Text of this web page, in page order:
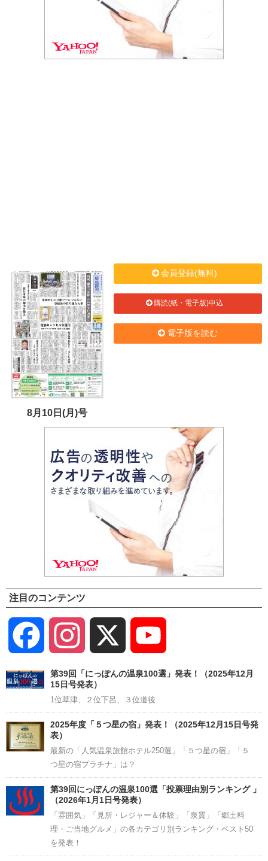
8月10日(月)号
会員登録(無料)
購読(紙・電子版)申込
電子版を読む
注目のコンテンツ
Facebook Instagram
Channel
第39回「にっぽんの温泉100選」発表！（2025年12月
15日号発表）
1位草津、２位下呂、３位道後
2025年度「５つ星の宿」発表！（2025年12月15日号発
表）
最新の「人気温泉旅館ホテル250選」「５つ星の宿」「５
つ星の宿プラチナ」は？
第39回にっぽんの温泉100選「投票理由別ランキング 」
（2026年1月1日号発表）
「雰囲気」「見所・レジャー＆体験」「泉質」「郷土料
理・ご当地グルメ」の各カテゴリ別ランキング・ベスト50
を発表！